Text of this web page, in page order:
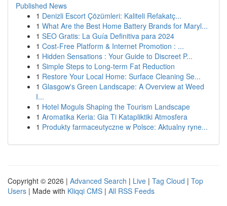
Published News
1 Denizli Escort Çözümleri: Kaliteli Refakatç...
1 What Are the Best Home Battery Brands for Maryl...
1 SEO Gratis: La Guía Definitiva para 2024
1 Cost-Free Platform & Internet Promotion : ...
1 Hidden Sensations : Your Guide to Discreet P...
1 Simple Steps to Long-term Fat Reduction
1 Restore Your Local Home: Surface Cleaning Se...
1 Glasgow's Green Landscape: A Overview at Weed
I...
1 Hotel Moguls Shaping the Tourism Landscape
1 Aromatika Keria: Gia Ti Katapliktiki Atmosfera
1 Produkty farmaceutyczne w Polsce: Aktualny ryne...
Copyright © 2026 | Advanced Search | Live | Tag Cloud | Top
Users | Made with Kliqqi CMS | All RSS Feeds